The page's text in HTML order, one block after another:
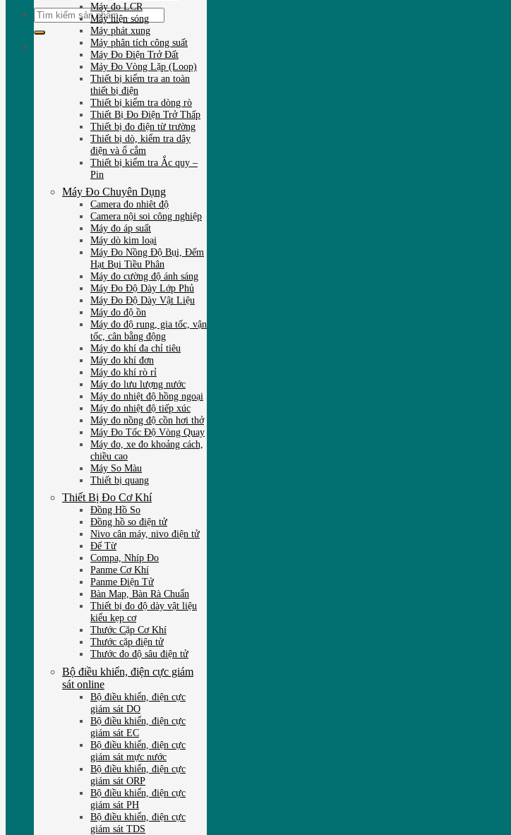
Tìm
kiếm:
Máy đo LCR
Máy hiện sóng
Máy phát xung
Máy phân tích công suất
Máy Đo Điện Trở Đất
Máy Đo Vòng Lặp (Loop)
Thiết bị kiểm tra an toàn
thiết bị điện
Thiết bị kiểm tra dòng rò
Thiết Bị Đo Điện Trở Thấp
Thiết bị đo điện từ trường
Thiết bị dò, kiểm tra dây
điện và ổ cắm
Thiết bị kiểm tra Ắc quy –
Pin
Máy Đo Chuyên Dụng
Camera đo nhiêt độ
Camera nội soi công nghiệp
Máy đo áp suất
Máy dò kim loại
Máy Đo Nồng Độ Bụi, Đếm
Hạt Bụi Tiều Phân
Máy đo cường độ ánh sáng
Máy Đo Độ Dày Lớp Phủ
Máy Đo Độ Dày Vật Liệu
Máy đo độ ồn
Máy đo độ rung, gia tốc, vận
tốc, cân bằng động
Máy đo khí đa chỉ tiêu
Máy đo khí đơn
Máy đo khí rò rỉ
Máy đo lưu lượng nước
Máy đo nhiệt độ hồng ngoại
Máy đo nhiệt độ tiếp xúc
Máy đo nồng độ cồn hơi thở
Máy Đo Tốc Độ Vòng Quay
Máy đo, xe đo khoảng cách,
chiều cao
Máy So Màu
Thiết bị quang
Thiết Bị Đo Cơ Khí
Đồng Hồ So
Đồng hồ so điện tử
Nivo cân máy, nivo điện tử
Đế Từ
Compa, Nhíp Đo
Panme Cơ Khí
Panme Điện Tử
Bàn Map, Bàn Rà Chuẩn
Thiết bị đo độ dày vật liệu
kiểu kẹp cơ
Thước Cặp Cơ Khí
Thước cặp điện tử
Thước đo độ sâu điện tử
Bộ điều khiển, điện cực giám
sát online
Bộ điều khiển, điện cực
giám sát DO
Bộ điều khiển, điện cực
giám sát EC
Bộ điều khiển, điện cực
giám sát mực nước
Bộ điều khiển, điện cực
giám sát ORP
Bộ điều khiển, điện cực
giám sát PH
Bộ điều khiển, điện cực
giám sát TDS